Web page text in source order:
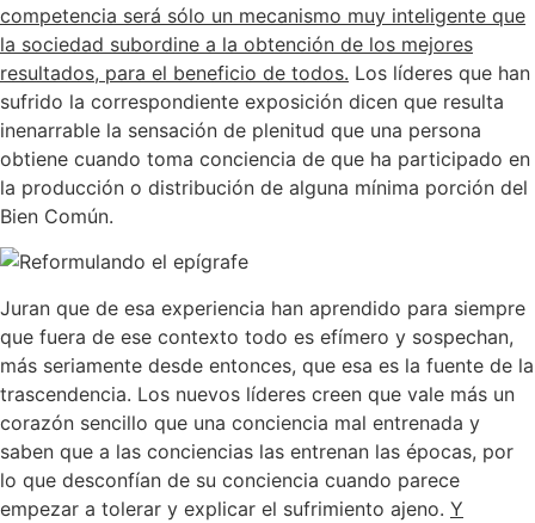
competencia será sólo un mecanismo muy inteligente que
la sociedad subordine a la obtención de los mejores
resultados, para el beneficio de todos. Los líderes que han
sufrido la correspondiente exposición dicen que resulta
inenarrable la sensación de plenitud que una persona
obtiene cuando toma conciencia de que ha participado en
la producción o distribución de alguna mínima porción del
Bien Común.
Juran que de esa experiencia han aprendido para siempre
que fuera de ese contexto todo es efímero y sospechan,
más seriamente desde entonces, que esa es la fuente de la
trascendencia. Los nuevos líderes creen que vale más un
corazón sencillo que una conciencia mal entrenada y
saben que a las conciencias las entrenan las épocas, por
lo que desconfían de su conciencia cuando parece
empezar a tolerar y explicar el sufrimiento ajeno. Y